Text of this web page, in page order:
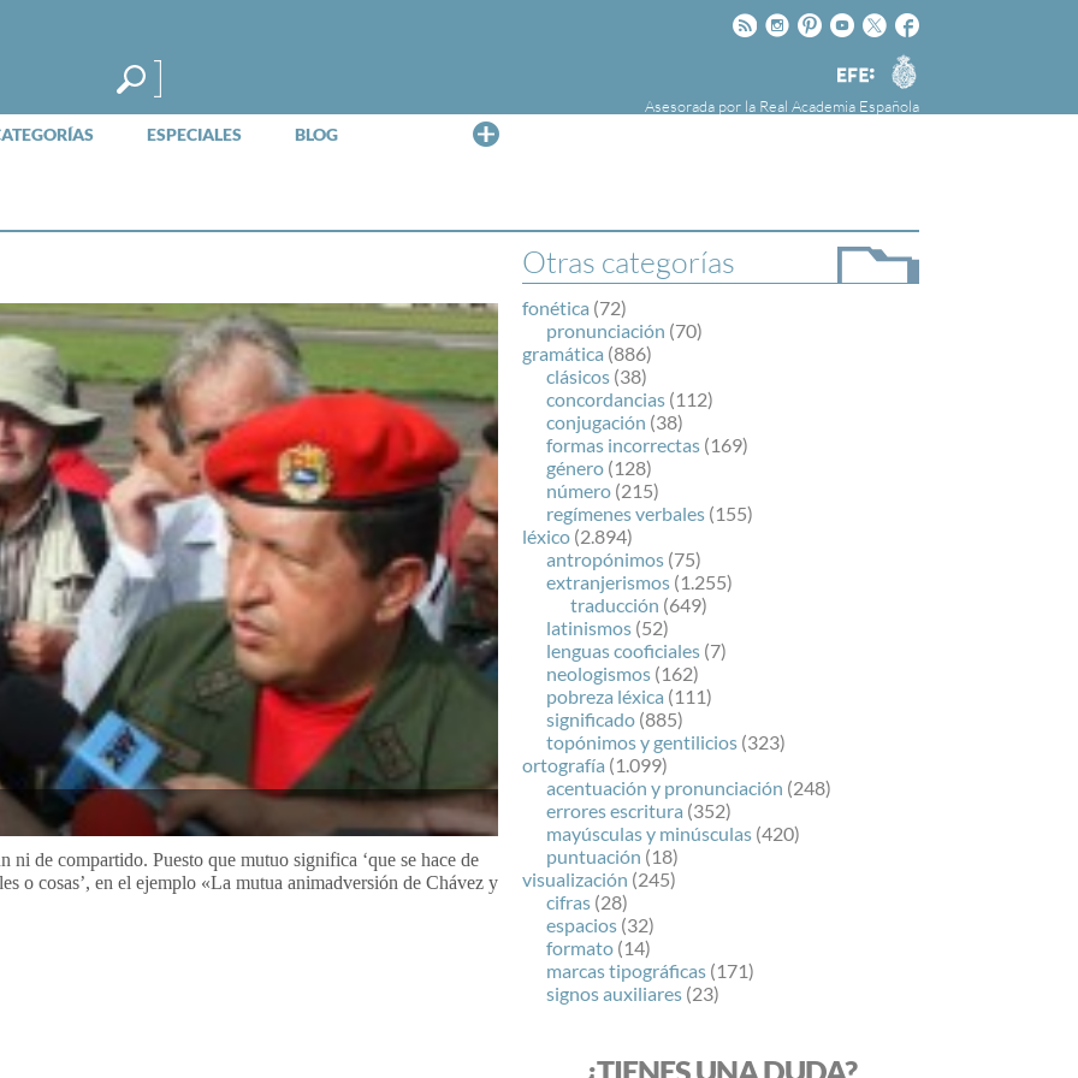
Facebook
Twitter
Youtube
Pinteres
Instagram
Rss
Agencia
EFE
Asesorada por la Real Academia Española
ESPECIALES BLOG
la Agencia Efe y la Real Academia Española,
cuyo objetivo es colaborar con el buen uso del
español en los medios de comunicación y en
Internet.
Otras categorías
fonética (72)
pronunciación (70)
gramática (886)
clásicos (38)
concordancias (112)
conjugación (38)
formas incorrectas (169)
género (128)
número (215)
regímenes verbales (155)
léxico (2.894)
antropónimos (75)
extranjerismos (1.255)
traducción (649)
latinismos (52)
lenguas cooficiales (7)
neologismos (162)
pobreza léxica (111)
significado (885)
topónimos y gentilicios (323)
ortografía (1.099)
acentuación y pronunciación (248)
errores escritura (352)
mayúsculas y minúsculas (420)
puntuación (18)
visualización (245)
cifras (28)
espacios (32)
formato (14)
marcas tipográficas (171)
signos auxiliares (23)
de compartido. Puesto que mutuo significa ‘que se hace de
o cosas’, en el ejemplo «La mutua animadversión de Chávez y
¿TIENES UNA DUDA?